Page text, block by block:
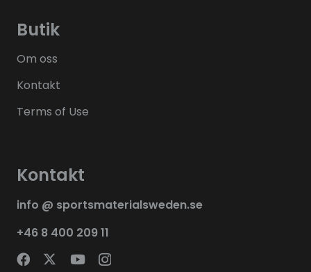
Butik
Om oss
Kontakt
Terms of Use
Kontakt
info @ sportsmaterialsweden.se
+46 8 400 209 11